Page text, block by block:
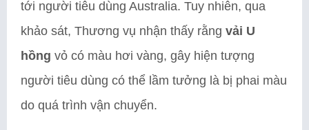
tới người tiêu dùng Australia. Tuy nhiên, qua
khảo sát, Thương vụ nhận thấy rằng vải U
hồng vỏ có màu hơi vàng, gây hiện tượng
người tiêu dùng có thể lầm tưởng là bị phai màu
do quá trình vận chuyển.